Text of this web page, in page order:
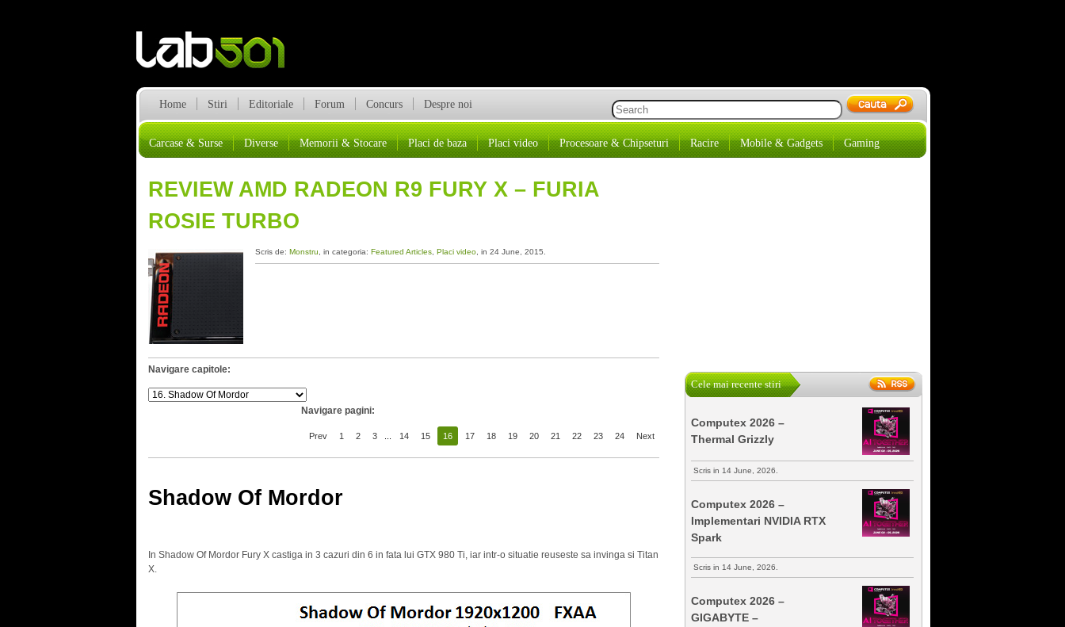
Home Stiri Editoriale Forum Concurs Despre noi
Carcase & Surse Diverse Memorii & Stocare Placi de baza Placi video Procesoare & Chipseturi Racire Mobile & Gadgets Gaming
REVIEW AMD RADEON R9 FURY X – FURIA
ROSIE TURBO
Scris de: Monstru , in categoria: Featured Articles, Placi video, in 24 June, 2015.
Navigare capitole:
Navigare pagini:
Prev 1 2 3 14 15 16 17 18 19 20 21 22 23 24 Next
Shadow Of Mordor
In Shadow Of Mordor Fury X castiga in 3 cazuri din 6 in fata lui GTX 980 Ti, iar intr-o situatie reuseste sa invinga si Titan
X.
Cele mai recente stiri
Computex 2026 –
Thermal Grizzly
Scris in 14 June, 2026.
Computex 2026 –
Implementari NVIDIA RTX
Spark
Scris in 14 June, 2026.
Computex 2026 –
GIGABYTE –